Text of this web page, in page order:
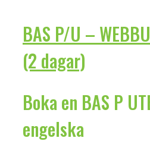
BAS P/U –
(2 dagar)
Boka en BAS P
engelska